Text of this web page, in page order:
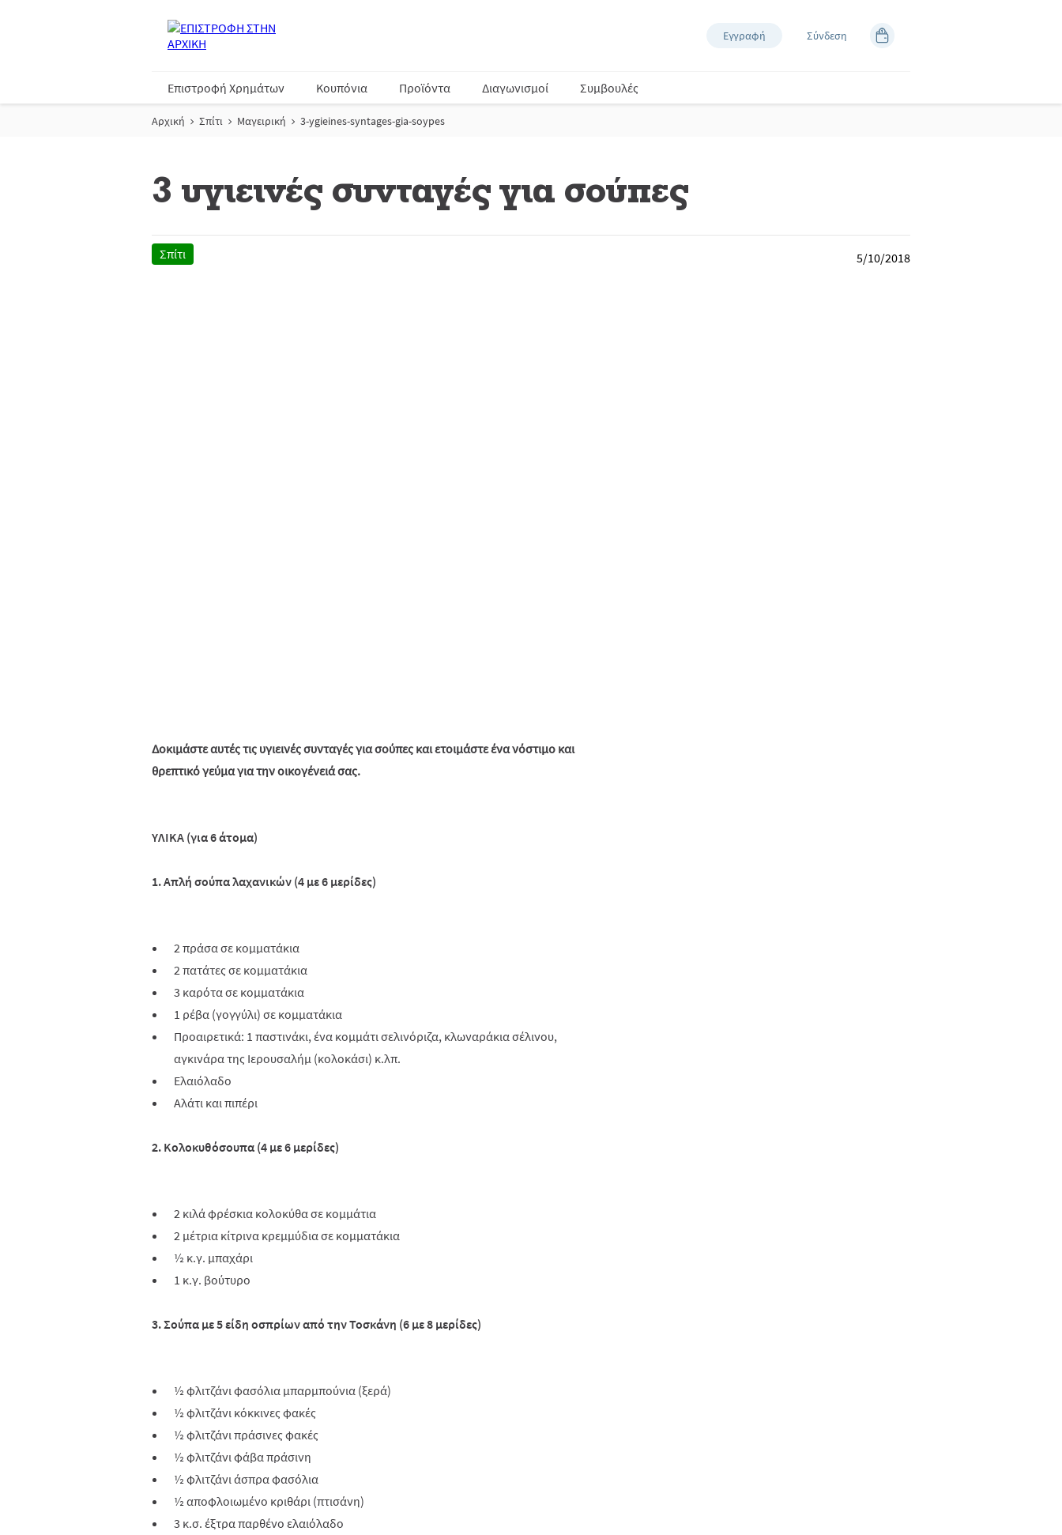
Εγγραφή Σύνδεση
Επιστροφή Χρημάτων Κουπόνια Προϊόντα Διαγωνισμοί Συμβουλές
Αρχική Σπίτι Μαγειρική 3-ygieines-syntages-gia-soypes
3 υγιεινές συνταγές για σούπες
Σπίτι 5/10/2018
Δοκιμάστε αυτές τις υγιεινές συνταγές για σούπες και ετοιμάστε ένα νόστιμο και
θρεπτικό γεύμα για την οικογένειά σας.
ΥΛΙΚΑ (για 6 άτομα)
1. Απλή σούπα λαχανικών (4 με 6 μερίδες)
2 πράσα σε κομματάκια
2 πατάτες σε κομματάκια
3 καρότα σε κομματάκια
1 ρέβα (γογγύλι) σε κομματάκια
Προαιρετικά: 1 παστινάκι, ένα κομμάτι σελινόριζα, κλωναράκια σέλινου,
αγκινάρα της Ιερουσαλήμ (κολοκάσι) κ.λπ.
Ελαιόλαδο
Αλάτι και πιπέρι
2. Κολοκυθόσουπα (4 με 6 μερίδες)
2 κιλά φρέσκια κολοκύθα σε κομμάτια
2 μέτρια κίτρινα κρεμμύδια σε κομματάκια
½ κ.γ. μπαχάρι
1 κ.γ. βούτυρο
3. Σούπα με 5 είδη οσπρίων από την Τοσκάνη (6 με 8 μερίδες)
½ φλιτζάνι φασόλια μπαρμπούνια (ξερά)
½ φλιτζάνι κόκκινες φακές
½ φλιτζάνι πράσινες φακές
½ φλιτζάνι φάβα πράσινη
½ φλιτζάνι άσπρα φασόλια
½ αποφλοιωμένο κριθάρι (πτισάνη)
3 κ.σ. έξτρα παρθένο ελαιόλαδο